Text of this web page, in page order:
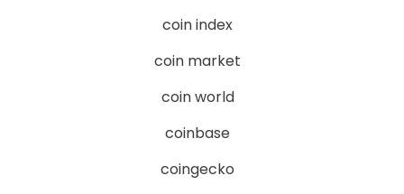
coin index
coin market
coin world
coinbase
coingecko